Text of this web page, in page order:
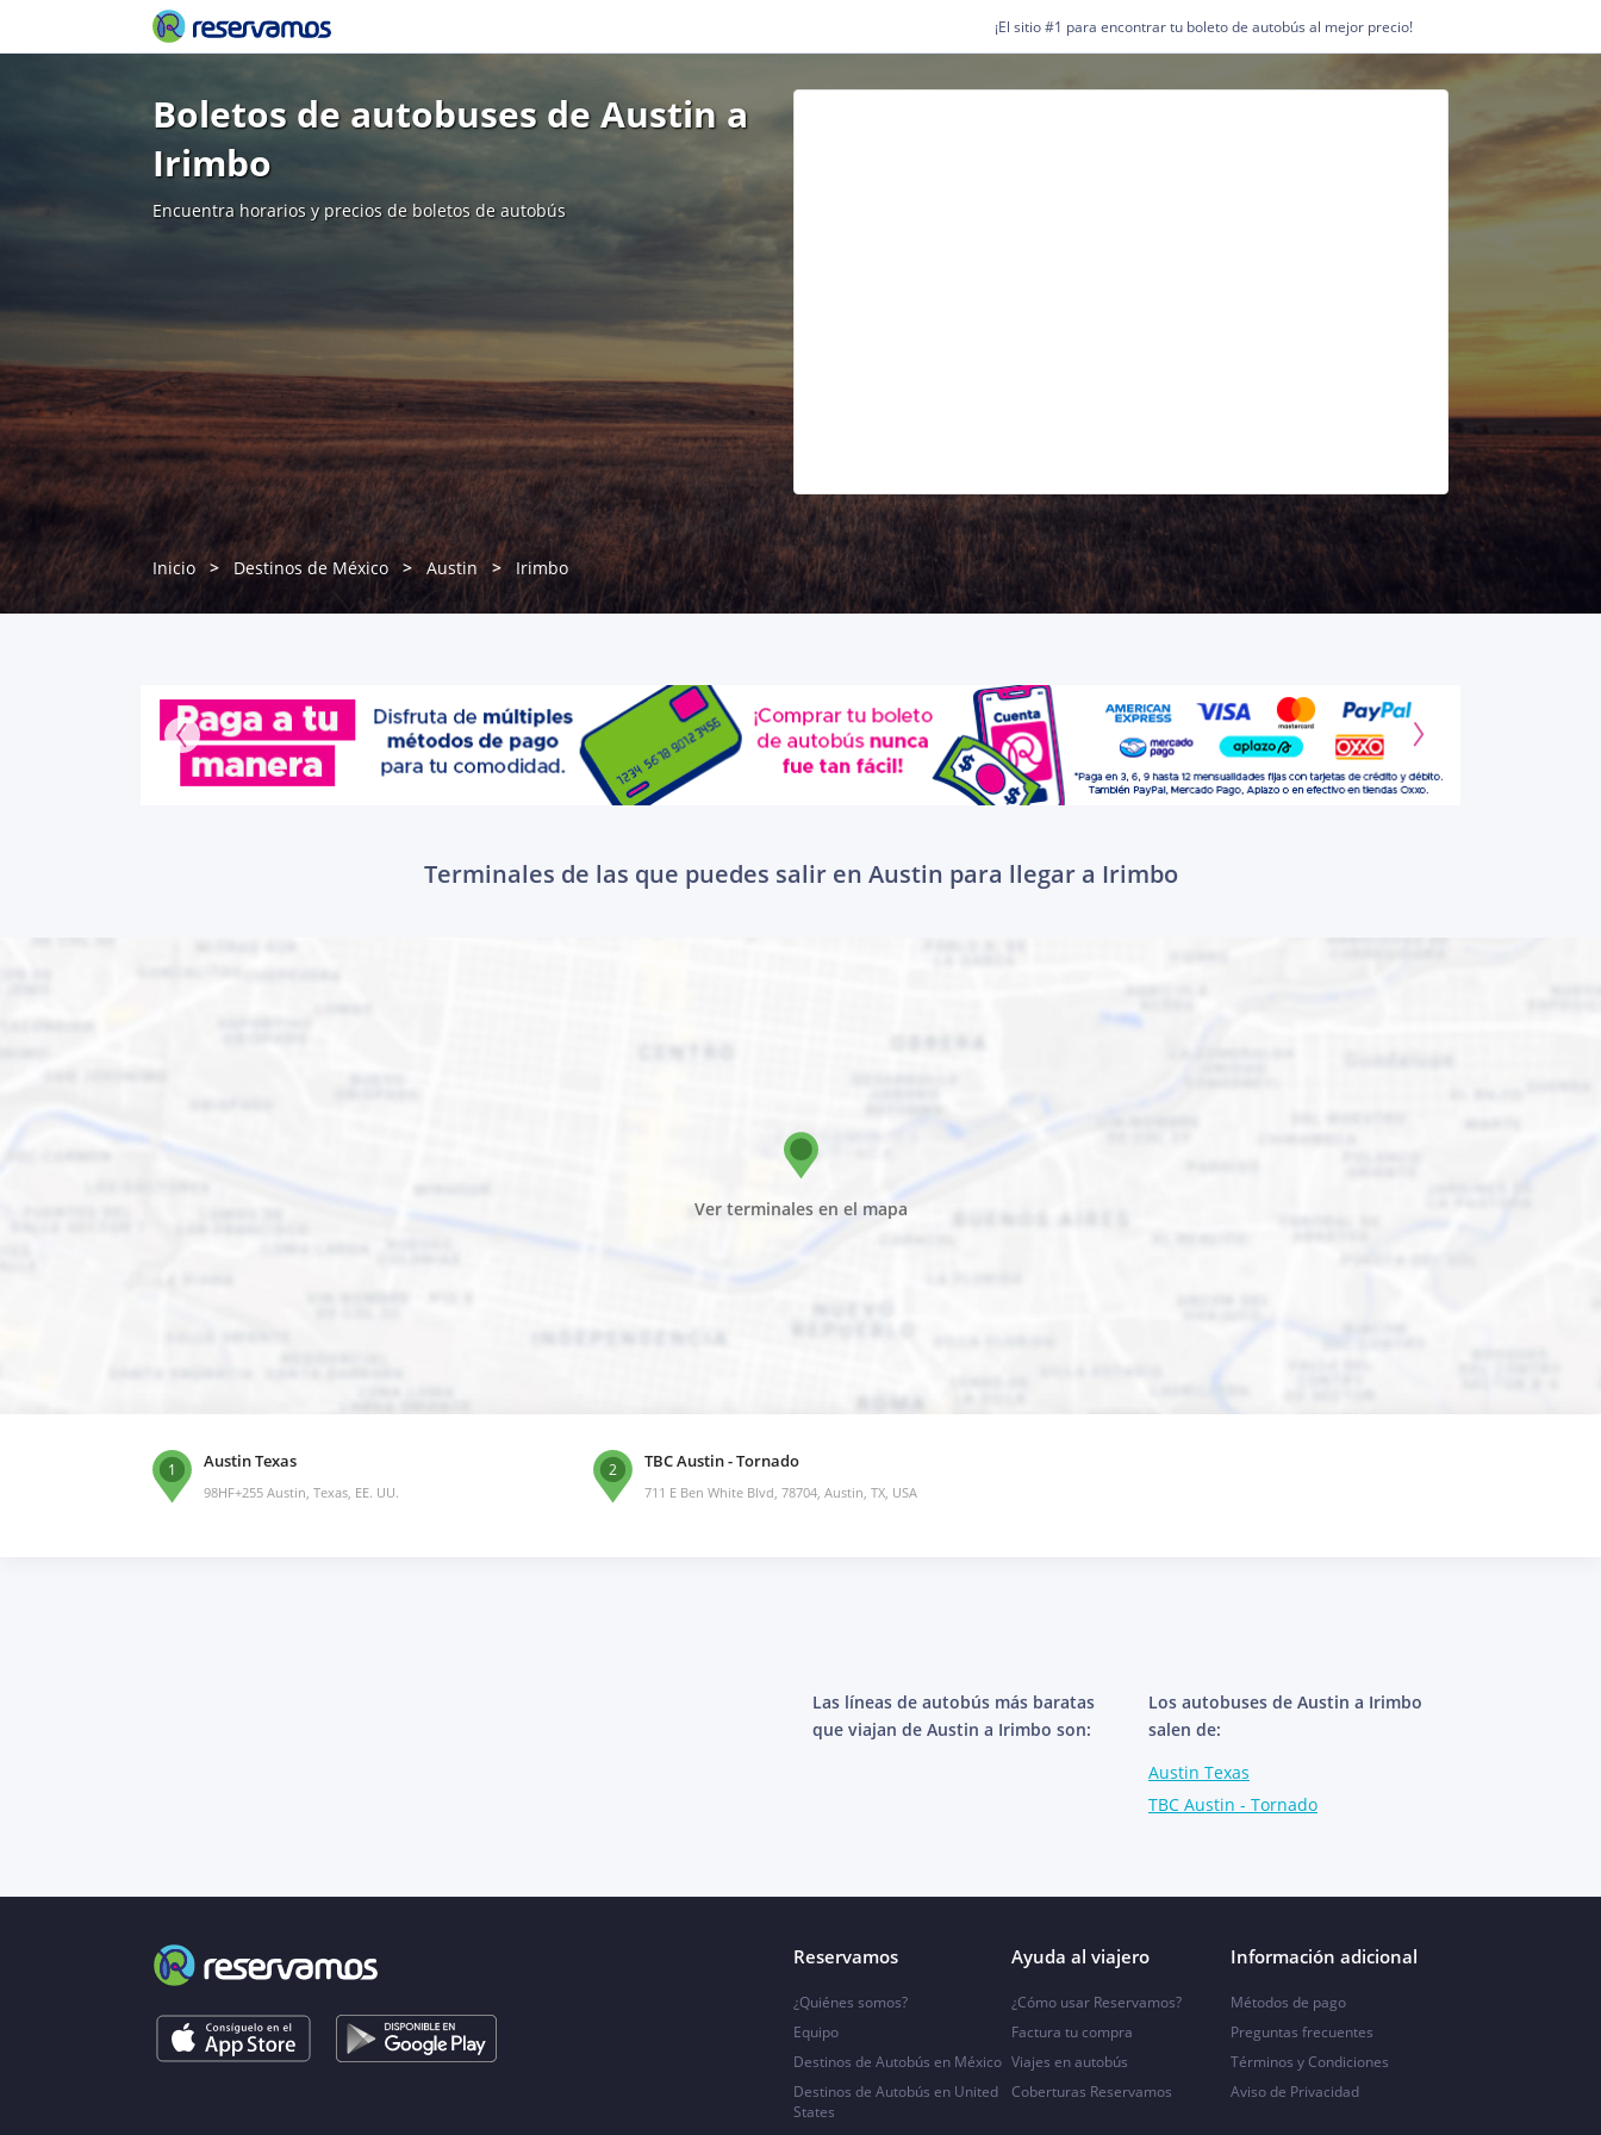
¡El sitio #1 para encontrar tu boleto de autobús al mejor precio!
Boletos de autobuses de Austin a
Irimbo
Encuentra horarios y precios de boletos de autobús
Inicio Destinos de México Austin Irimbo
Terminales de las que puedes salir en Austin para llegar a Irimbo
Ver terminales en el mapa
1 Austin Texas
98HF+255 Austin, Texas, EE. UU.
2 TBC Austin - Tornado
711 E Ben White Blvd, 78704, Austin, TX, USA
Las líneas de autobús más baratas
que viajan de Austin a Irimbo son:
Los autobuses de Austin a Irimbo
salen de:
Austin Texas
TBC Austin - Tornado
Reservamos
¿Quiénes somos?
Equipo
Destinos de Autobús en México
Destinos de Autobús en United
States
Ayuda al viajero
¿Cómo usar Reservamos?
Factura tu compra
Viajes en autobús
Coberturas Reservamos
Información adicional
Métodos de pago
Preguntas frecuentes
Términos y Condiciones
Aviso de Privacidad